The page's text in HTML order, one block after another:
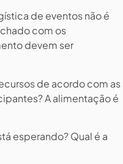
de eventos não é
com os
devem ser
de acordo com as
A alimentação é
esperando? Qual é a